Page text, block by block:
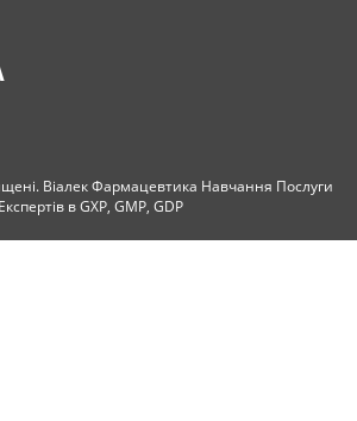
Віалек Фармацевтика Навчання Послуги
Експертів в GXP, GMP, GDP